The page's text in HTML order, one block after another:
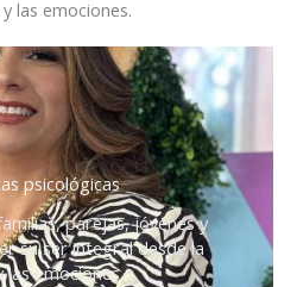
las emociones.
psicológicas
parejas, jóvenes y
su ser integral desde la
las emociones.